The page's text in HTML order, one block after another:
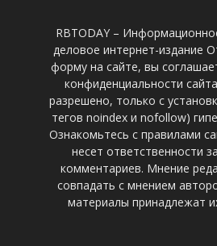
RBTODAY –
деловое интернет-издание
форму на сайте, вы
конфиденциальности
разрешено, только с
тегов noindex и nofollow)
Ознакомьтесь с правилами
несет ответственности
комментариев. Мнение
совпадать с мнением
материалы принадлежат